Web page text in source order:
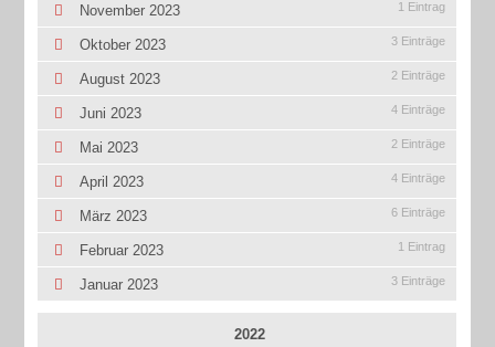
November 2023 1 Eintrag
Oktober 2023 3 Einträge
August 2023 2 Einträge
Juni 2023 4 Einträge
Mai 2023 2 Einträge
April 2023 4 Einträge
März 2023 6 Einträge
Februar 2023 1 Eintrag
Januar 2023 3 Einträge
2022